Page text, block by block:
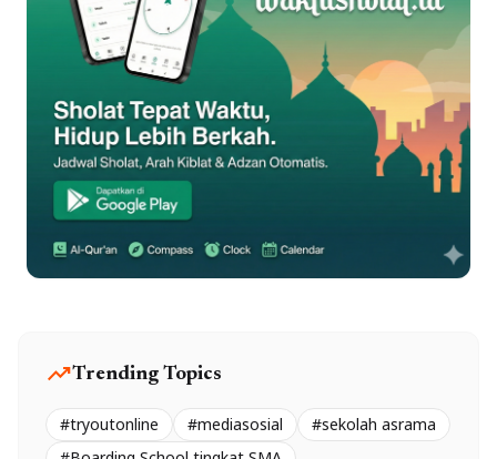
trending_upTrending Topics
#tryoutonline #mediasosial
#sekolah asrama